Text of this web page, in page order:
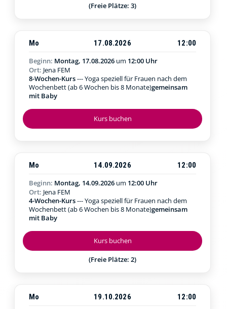
(Freie Plätze: 3)
Kurs buchen
Mo 17.08.2026
12:00
Beginn: Montag, 17.08.2026 um 12:00 Uhr
Ort: Jena FEM
8-Wochen-Kurs--- Yoga speziell für Frauen nach dem
Wochenbett (ab 6 Wochen bis 8 Monate)gemeinsam
mit Baby
Kurs buchen
(Freie Plätze: 2)
Mo 14.09.2026
12:00
Beginn: Montag, 14.09.2026 um 12:00 Uhr
Ort: Jena FEM
4-Wochen-Kurs--- Yoga speziell für Frauen nach dem
Wochenbett (ab 6 Wochen bis 8 Monate)gemeinsam
mit Baby
Mo 19.10.2026
12:00